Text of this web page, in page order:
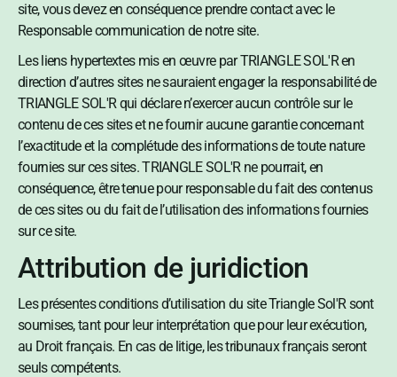
site, vous devez en conséquence prendre contact avec le
Responsable communication de notre site.
Les liens hypertextes mis en œuvre par TRIANGLE SOL'R en
direction d’autres sites ne sauraient engager la responsabilité de
TRIANGLE SOL'R qui déclare n’exercer aucun contrôle sur le
contenu de ces sites et ne fournir aucune garantie concernant
l’exactitude et la complétude des informations de toute nature
fournies sur ces sites. TRIANGLE SOL'R ne pourrait, en
conséquence, être tenue pour responsable du fait des contenus
de ces sites ou du fait de l’utilisation des informations fournies
sur ce site.
Attribution de juridiction
Les présentes conditions d’utilisation du site Triangle Sol'R sont
soumises, tant pour leur interprétation que pour leur exécution,
au Droit français. En cas de litige, les tribunaux français seront
seuls compétents.